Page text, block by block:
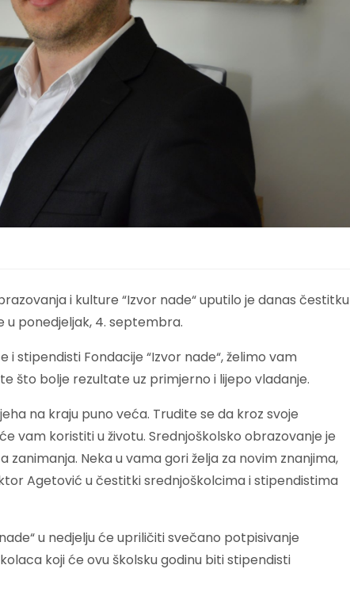
i kulture “Izvor nade“ uputilo je danas čestitku
u ponedjeljak, 4. septembra.
stipendisti Fondacije “Izvor nade“, želimo vam
što bolje rezultate uz primjerno i lijepo vladanje.
na kraju puno veća. Trudite se da kroz svoje
vam koristiti u životu. Srednjoškolsko obrazovanje je
Neka u vama gori želja za novim znanjima,
Agetović u čestitki srednjoškolcima i stipendistima
u nedjelju će upriličiti svečano potpisivanje
koji će ovu školsku godinu biti stipendisti